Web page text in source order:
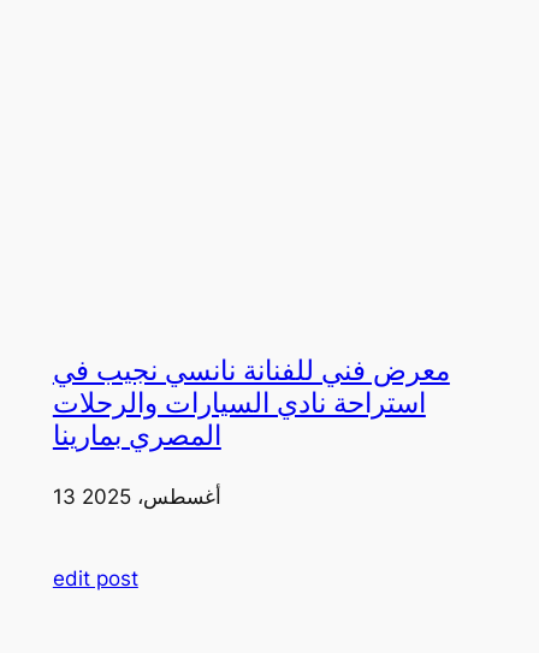
معرض فني للفنانة نانسي نجيب في
استراحة نادي السيارات والرحلات
المصري بمارينا
13 أغسطس، 2025
edit post